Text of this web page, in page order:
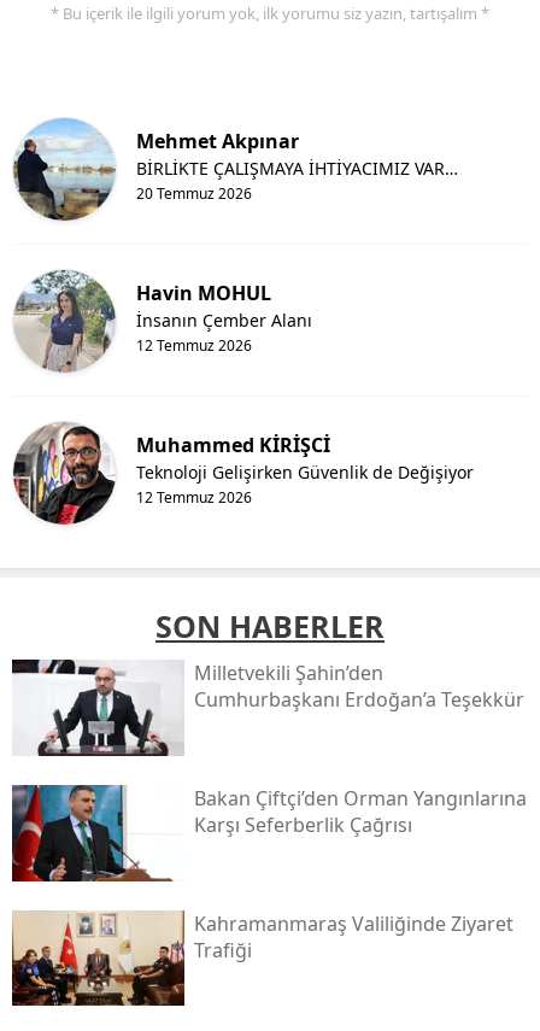
* Bu içerik ile ilgili yorum yok, ilk yorumu siz yazın, tartışalım *
Mehmet Akpınar
20 Temmuz 2026
BİRLİKTE ÇALIŞMAYA İHTİYACIMIZ VAR…
Havin MOHUL
12 Temmuz 2026
İnsanın Çember Alanı
Muhammed KİRİŞCİ
12 Temmuz 2026
Teknoloji Gelişirken Güvenlik de Değişiyor
SON HABERLER
Milletvekili Şahin’den
Cumhurbaşkanı Erdoğan’a Teşekkür
Bakan Çiftçi’den Orman Yangınlarına
Karşı Seferberlik Çağrısı
Kahramanmaraş Valiliğinde Ziyaret
Trafiği